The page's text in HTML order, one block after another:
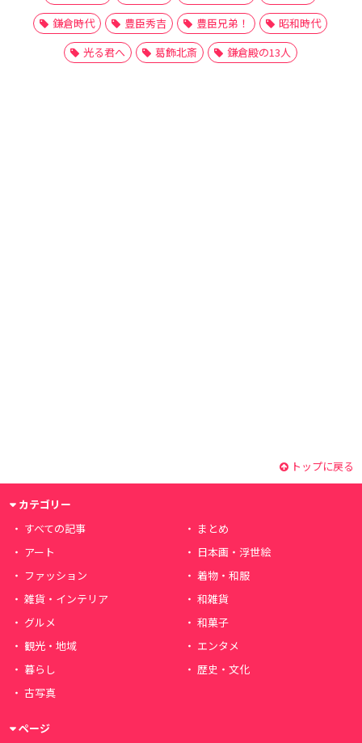
鎌倉時代
豊臣秀吉 豊臣兄弟！
昭和時代
光る君へ
葛飾北斎 鎌倉殿の13人
トップに戻る
カテゴリー
すべての記事
まとめ
アート
日本画・浮世絵
ファッション
着物・和服
雑貨・インテリア
和雑貨
グルメ
和菓子
観光・地域
エンタメ
暮らし
歴史・文化
古写真
ページ